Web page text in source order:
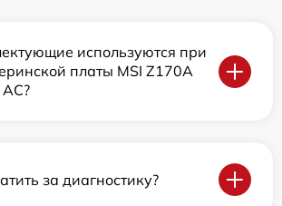
используются при
платы MSI Z170A
за диагностику?